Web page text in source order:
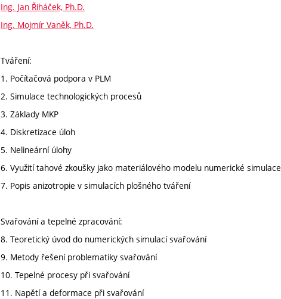
Ing. Jan Řiháček, Ph.D.
Ing. Mojmír Vaněk, Ph.D.
Tváření:
1. Počítačová podpora v PLM
2. Simulace technologických procesů
3. Základy MKP
4. Diskretizace úloh
5. Nelineární úlohy
6. Využití tahové zkoušky jako materiálového modelu numerické simulace
7. Popis anizotropie v simulacích plošného tváření
Svařování a tepelné zpracování:
8. Teoretický úvod do numerických simulací svařování
9. Metody řešení problematiky svařování
10. Tepelné procesy při svařování
11. Napětí a deformace při svařování